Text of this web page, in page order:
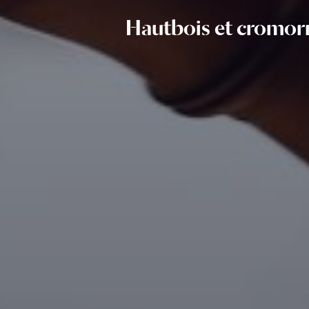
Hautbois et